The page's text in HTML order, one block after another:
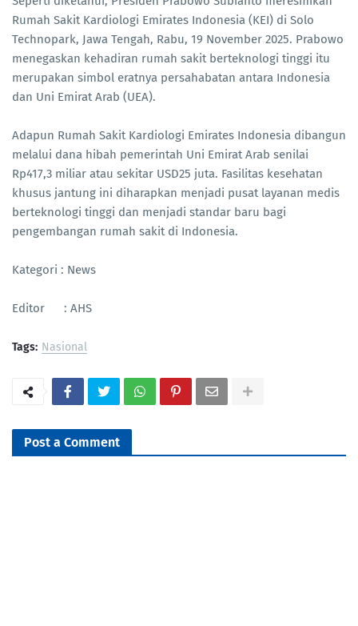
Rumah Sakit Kardiologi Emirates Indonesia (KEI) di Solo
Technopark, Jawa Tengah, Rabu, 19 November 2025. Prabowo
menegaskan kehadiran rumah sakit berteknologi tinggi itu
merupakan simbol eratnya persahabatan antara Indonesia
dan Uni Emirat Arab (UEA).
Adapun Rumah Sakit Kardiologi Emirates Indonesia dibangun
melalui dana hibah pemerintah Uni Emirat Arab senilai
Rp417,3 miliar atau sekitar USD25 juta. Fasilitas kesehatan
khusus jantung ini diharapkan menjadi pusat layanan medis
berteknologi tinggi dan menjadi standar baru bagi
pengembangan rumah sakit di Indonesia.
Kategori : News
Editor : AHS
Tags: Nasional
Post a Comment